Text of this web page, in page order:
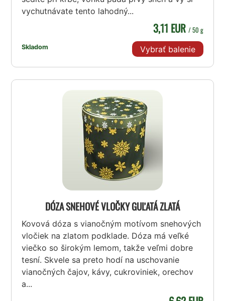
vychutnávate tento lahodný...
Skladom
3,11 EUR / 50 g
Vybrať balenie
DÓZA SNEHOVÉ VLOČKY GUĽATÁ ZLATÁ
Kovová dóza s vianočným motívom snehových
vločiek na zlatom podklade. Dóza má veľké
viečko so širokým lemom, takže veľmi dobre
tesní. Skvele sa preto hodí na uschovanie
vianočných čajov, kávy, cukroviniek, orechov
a...